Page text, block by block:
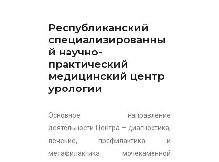
Республиканский
специализированны
й научно-
практический
медицинский центр
урологии
Основное направление
деятельности Центра – диагностика,
лечение, профилактика и
метафилактика мочекаменной